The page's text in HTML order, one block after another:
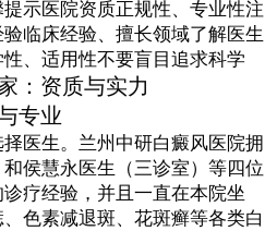
示医院资质正规性、专业性注
临床经验、擅长领域了解医生
、适用性不要盲目追求科学
：资质与实力
专业
医生。兰州中研白癜风医院拥
侯慧永医生（三诊室）等四位
疗经验，并且一直在本院坐
色素减退斑、花斑癣等各类白